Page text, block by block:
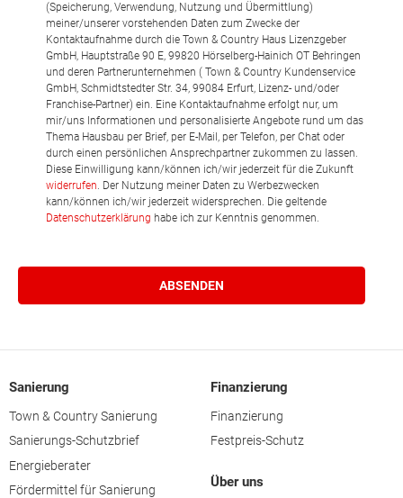
(Speicherung, Verwendung, Nutzung und Übermittlung)
meiner/unserer vorstehenden Daten zum Zwecke der
Kontaktaufnahme durch die Town & Country Haus Lizenzgeber
GmbH, Hauptstraße 90 E, 99820 Hörselberg-Hainich OT Behringen
und deren Partnerunternehmen ( Town & Country Kundenservice
GmbH, Schmidtstedter Str. 34, 99084 Erfurt, Lizenz- und/oder
Franchise-Partner) ein. Eine Kontaktaufnahme erfolgt nur, um
mir/uns Informationen und personalisierte Angebote rund um das
Thema Hausbau per Brief, per E-Mail, per Telefon, per Chat oder
durch einen persönlichen Ansprechpartner zukommen zu lassen.
Diese Einwilligung kann/können ich/wir jederzeit für die Zukunft
widerrufen. Der Nutzung meiner Daten zu Werbezwecken
kann/können ich/wir jederzeit widersprechen. Die geltende
Datenschutzerklärung habe ich zur Kenntnis genommen.
Sanierung
Town & Country Sanierung
Sanierungs-Schutzbrief
Energieberater
Fördermittel für Sanierung
Finanzierung
Finanzierung
Festpreis-Schutz
Über uns